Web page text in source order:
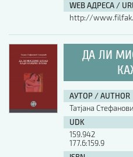
WEB АДРЕСА /
http://
ДА ЛИ
АУТОР / AUTHOR
Татјана
UDK
159.942
177.6:159.9